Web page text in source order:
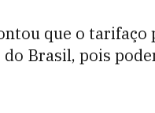
que o
Brasil, pois